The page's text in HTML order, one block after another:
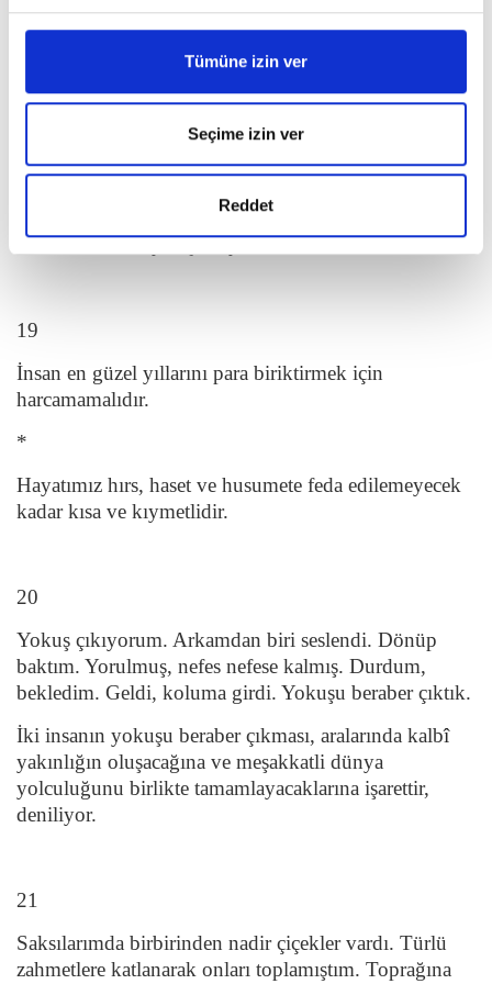
Tümüne izin ver
Seçime izin ver
Reddet
olduğunu anlar. Dağların dilini kavrar. Yaratıcının
bütün renk ve seslerini ruhunda hisseder.
İyi ve güzeli kılavuz edinen hüner, emekle buluşan
ilerleyen meziyet, sahibine yakışan kabiliyet ve bütün
bunları tamamlayan şahsiyet; derdimiz budur.
19
İnsan en güzel yıllarını para biriktirmek için
harcamamalıdır.
*
Hayatımız hırs, haset ve husumete feda edilemeyecek
kadar kısa ve kıymetlidir.
20
Yokuş çıkıyorum. Arkamdan biri seslendi. Dönüp
baktım. Yorulmuş, nefes nefese kalmış. Durdum,
bekledim. Geldi, koluma girdi. Yokuşu beraber çıktık.
İki insanın yokuşu beraber çıkması, aralarında kalbî
yakınlığın oluşacağına ve meşakkatli dünya
yolculuğunu birlikte tamamlayacaklarına işarettir,
deniliyor.
21
Saksılarımda birbirinden nadir çiçekler vardı. Türlü
zahmetlere katlanarak onları toplamıştım. Toprağına